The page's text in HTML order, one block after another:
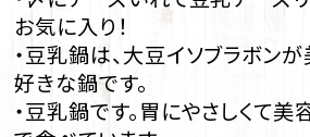
お気に入り！
・豆乳鍋は、大豆イソブラボン
好きな鍋です。
・豆乳鍋です。胃にやさしくて美